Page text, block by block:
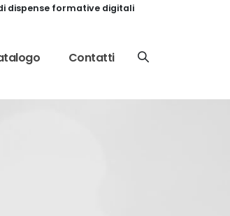
dispense formative digitali
Contatti